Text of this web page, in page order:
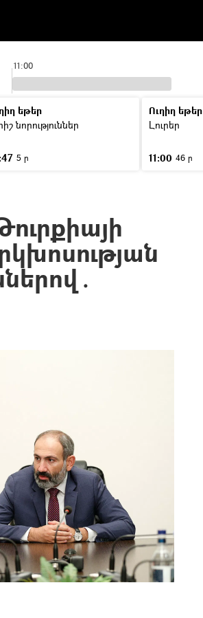
11:00
եթեր
նորություններ
5 ր
Ուղիղ եթեր
Լուրեր
11:00 46 ր